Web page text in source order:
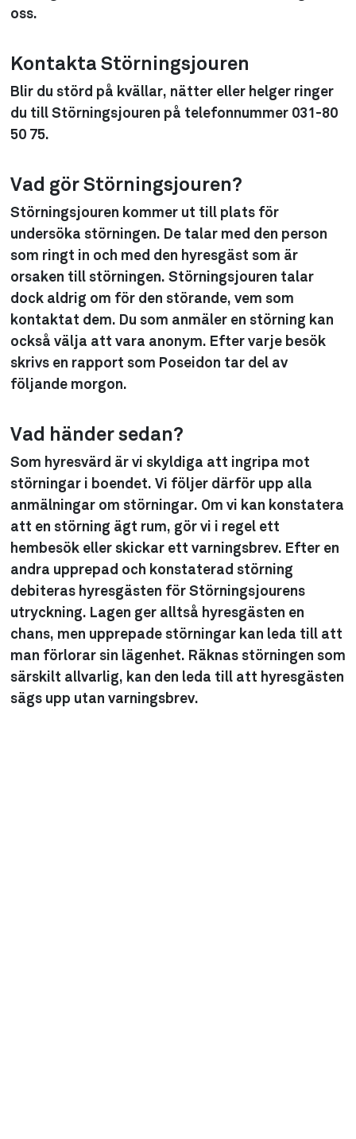
oss.
Kontakta Störningsjouren
Blir du störd på kvällar, nätter eller helger ringer
du till Störningsjouren på telefonnummer 031-80
50 75.
Vad gör Störningsjouren?
Störningsjouren kommer ut till plats för
undersöka störningen. De talar med den person
som ringt in och med den hyresgäst som är
orsaken till störningen. Störningsjouren talar
dock aldrig om för den störande, vem som
kontaktat dem. Du som anmäler en störning kan
också välja att vara anonym. Efter varje besök
skrivs en rapport som Poseidon tar del av
följande morgon.
Vad händer sedan?
Som hyresvärd är vi skyldiga att ingripa mot
störningar i boendet. Vi följer därför upp alla
anmälningar om störningar. Om vi kan konstatera
att en störning ägt rum, gör vi i regel ett
hembesök eller skickar ett varningsbrev. Efter en
andra upprepad och konstaterad störning
debiteras hyresgästen för Störningsjourens
utryckning. Lagen ger alltså hyresgästen en
chans, men upprepade störningar kan leda till att
man förlorar sin lägenhet. Räknas störningen som
särskilt allvarlig, kan den leda till att hyresgästen
sägs upp utan varningsbrev.